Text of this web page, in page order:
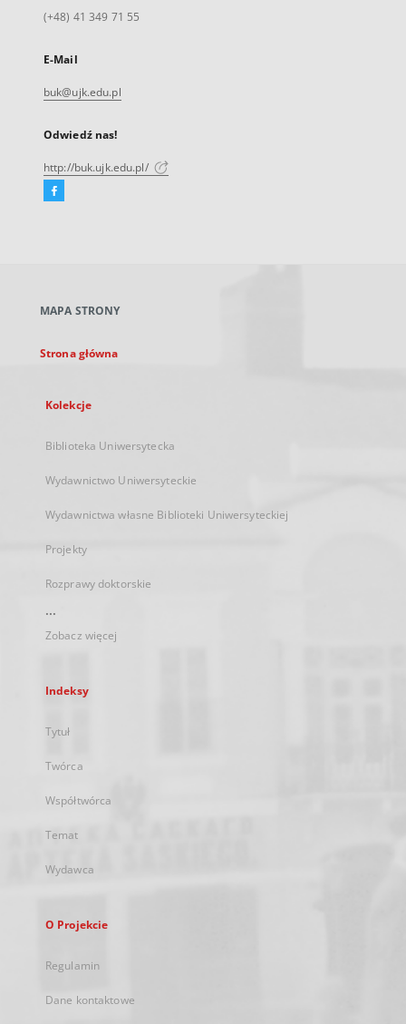
(+48) 41 349 71 55
E-Mail
buk@ujk.edu.pl
Odwiedź nas!
http://buk.ujk.edu.pl/
Facebook
karcie
MAPA STRONY
Strona główna
Kolekcje
Biblioteka Uniwersytecka
Wydawnictwo Uniwersyteckie
Wydawnictwa własne Biblioteki Uniwersyteckiej
Projekty
Rozprawy doktorskie
...
Zobacz więcej
Indeksy
Tytuł
Twórca
Współtwórca
Temat
Wydawca
O Projekcie
Regulamin
Dane kontaktowe